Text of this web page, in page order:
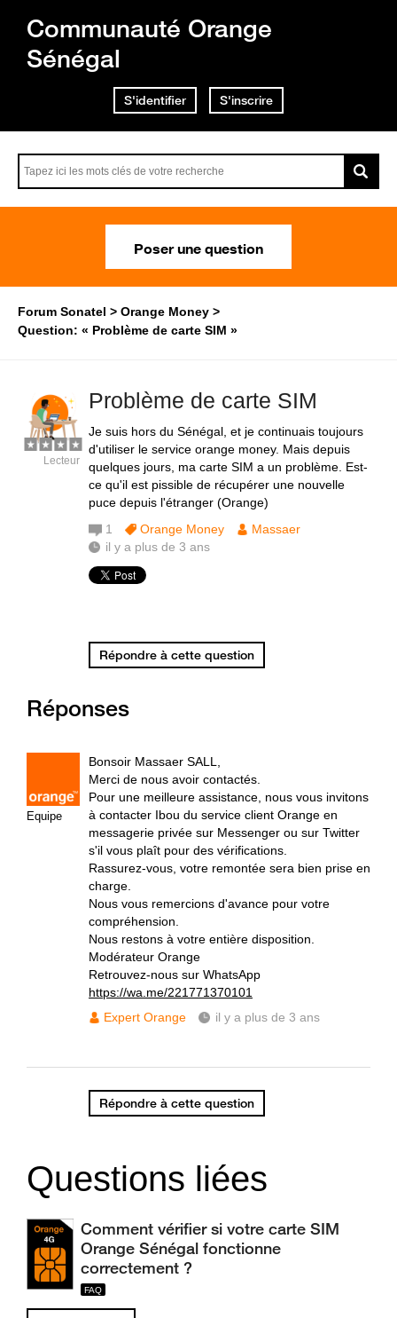
Communauté Orange
Sénégal
S'identifier S'inscrire
Poser une question
Forum Sonatel
Orange Money
Question: « Problème de carte SIM »
Problème de carte SIM
Je suis hors du Sénégal, et je continuais toujours
d'utiliser le service orange money. Mais depuis
quelques jours, ma carte SIM a un problème. Est-
ce qu'il est pissible de récupérer une nouvelle
puce depuis l'étranger (Orange)
Lecteur
1 Orange Money
Massaer
il y a plus de 3 ans
Répondre à cette question
Réponses
Equipe
Bonsoir Massaer SALL,
Merci de nous avoir contactés.
Pour une meilleure assistance, nous vous invitons
à contacter Ibou du service client Orange en
messagerie privée sur Messenger ou sur Twitter
s'il vous plaît pour des vérifications.
Rassurez-vous, votre remontée sera bien prise en
charge.
Nous vous remercions d'avance pour votre
compréhension.
Nous restons à votre entière disposition.
Modérateur Orange
Retrouvez-nous sur WhatsApp
https://wa.me/221771370101
Expert Orange
il y a plus de 3 ans
Répondre à cette question
Questions liées
Comment vérifier si votre carte SIM
Orange Sénégal fonctionne
correctement ?